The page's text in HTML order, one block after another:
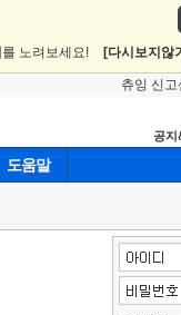
를 노려보세요! [다시보지않기
츄잉 신고
공지
도움말